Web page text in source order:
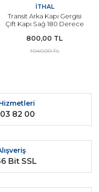
İTHAL
Transit Arka Kapı Gergisi
Çift Kapı Sağ 180 Derece
Arası Modeller İçin İTHAL
800,00 TL
1.040,00 TL
82 00
Bit SSL